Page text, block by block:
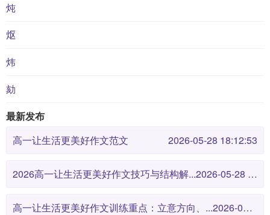
炖
𬉼
炜
劾
最新发布
高一让生活更美好作文范文
2026-05-28 18:12:53
2026高一让生活更美好作文技巧与结构解... 2026-05-28 18:12:46
高一让生活更美好作文训练重点：立意方向、... 2026-05-28 18:12:38